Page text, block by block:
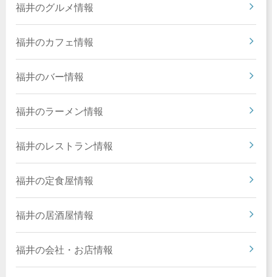
福井のグルメ情報
福井のカフェ情報
福井のバー情報
福井のラーメン情報
福井のレストラン情報
福井の定食屋情報
福井の居酒屋情報
福井の会社・お店情報